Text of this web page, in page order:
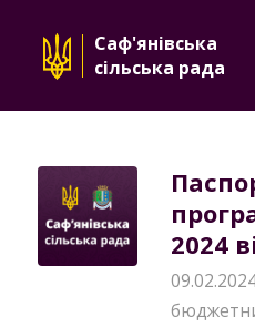
Саф'янівська
сільська рада
2024